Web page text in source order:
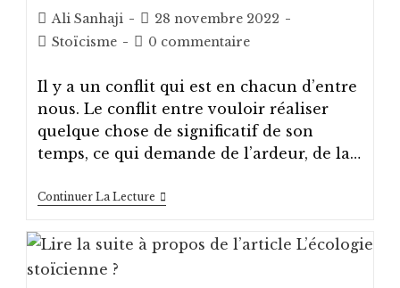
Auteur/autrice
de
Ali Sanhaji
Post
published:
28 novembre 2022
PostStoïcisme
Post0 commentaire
Il y a un conflit qui est en chacun d’entre
nous. Le conflit entre vouloir réaliser
quelque chose de significatif de son
temps, ce qui demande de l’ardeur, de la…
Continuer La Lecture [Stoïcisme]
Le
Entre
La